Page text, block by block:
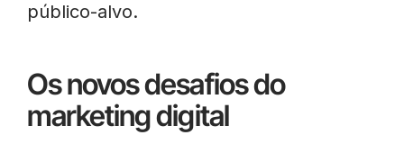
público-alvo.
Os novos desafios do
marketing digital